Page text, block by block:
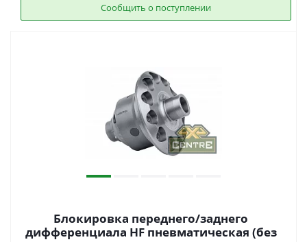
Сообщить о поступлении
Блокировка переднего/заднего
дифференциала HF пневматическая (без